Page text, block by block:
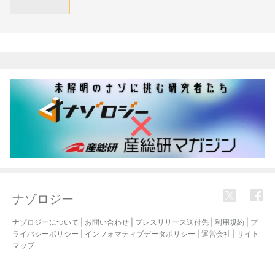
ナゾロジー
ナゾロジーについて お問い合わせ プレスリリース送付先 利用規約
プ
ライバシーポリシー
インフォマティブデータポリシー 運営会社
サイト
マップ